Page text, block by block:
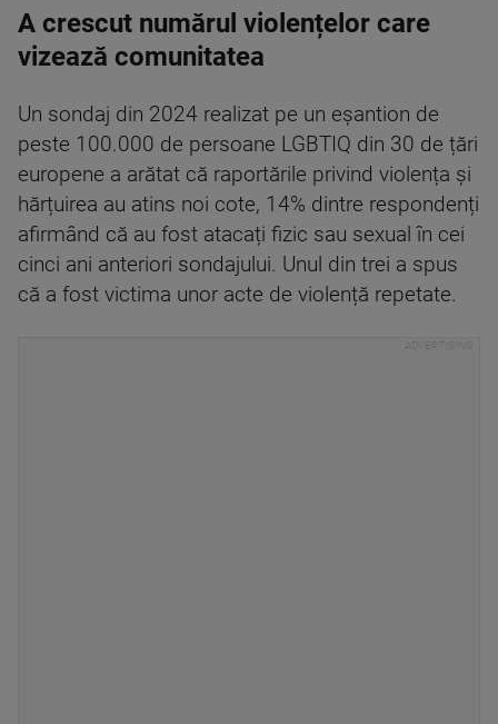
A crescut numărul violențelor care
vizează comunitatea
Un sondaj din 2024 realizat pe un eșantion de
peste 100.000 de persoane LGBTIQ din 30 de țări
europene a arătat că raportările privind violența și
hărțuirea au atins noi cote, 14% dintre respondenți
afirmând că au fost atacați fizic sau sexual în cei
cinci ani anteriori sondajului. Unul din trei a spus
că a fost victima unor acte de violență repetate.